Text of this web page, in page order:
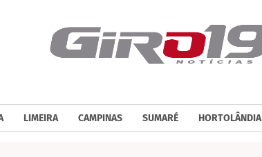
LIMEIRA CAMPINAS SUMARÉ HORTOLÂNDIA